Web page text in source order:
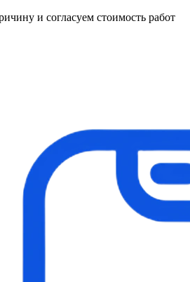
и согласуем стоимость работ